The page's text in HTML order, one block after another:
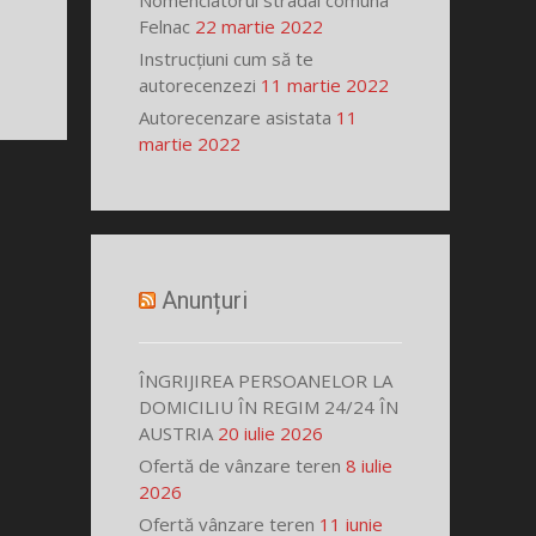
Felnac 22 martie 2022
Instrucțiuni cum să te
autorecenzezi 11 martie 2022
Autorecenzare asistata 11
martie 2022
Anunțuri
ÎNGRIJIREA PERSOANELOR LA
DOMICILIU ÎN REGIM 24/24 ÎN
AUSTRIA 20 iulie 2026
Ofertă de vânzare teren 8 iulie
2026
Ofertă vânzare teren 11 iunie